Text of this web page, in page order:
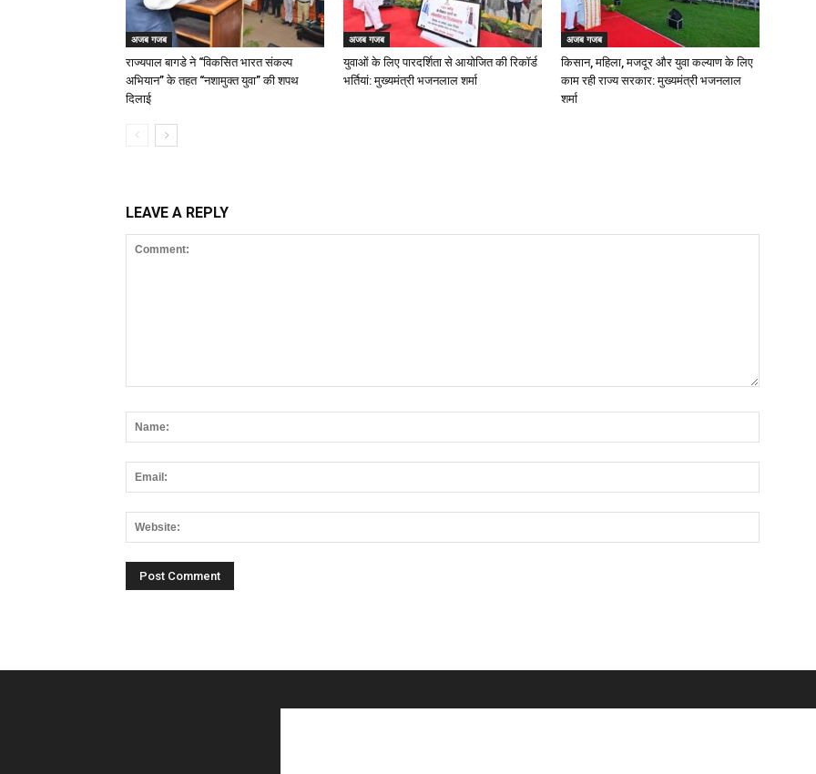
अजब गजब
राज्यपाल बागडे ने “विकसित भारत संकल्प
अभियान” के तहत “नशामुक्त युवा” की शपथ
दिलाई
अजब गजब
युवाओं के लिए पारदर्शिता से आयोजित की रिकॉर्ड
भर्तियां: मुख्यमंत्री भजनलाल शर्मा
अजब गजब
किसान, महिला, मजदूर और युवा कल्याण के लिए
काम रही राज्य सरकार: मुख्यमंत्री भजनलाल
शर्मा
LEAVE A REPLY